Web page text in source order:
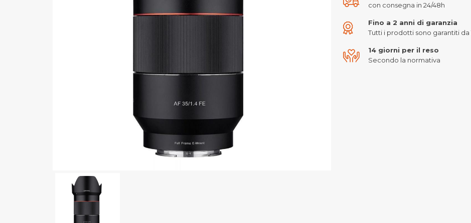
con consegna in 24/48h
Fino a 2 anni di garanzia
Tutti i prodotti sono garantiti da
14 giorni per il reso
Secondo la normativa